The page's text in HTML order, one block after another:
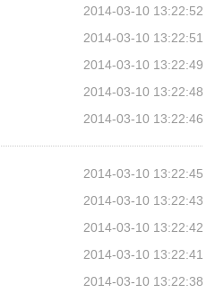
2014-03-10 13:22:52
2014-03-10 13:22:51
2014-03-10 13:22:49
2014-03-10 13:22:48
2014-03-10 13:22:46
2014-03-10 13:22:45
2014-03-10 13:22:43
2014-03-10 13:22:42
2014-03-10 13:22:41
2014-03-10 13:22:38